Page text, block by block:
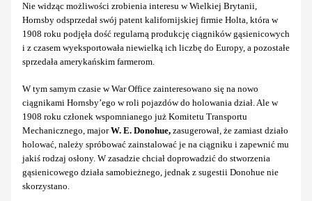
Nie widząc możliwości zrobienia interesu w Wielkiej Brytanii,
Hornsby odsprzedał swój patent kalifornijskiej firmie Holta, która w
1908 roku podjęła dość regularną produkcję ciągników gąsienicowych
i z czasem wyeksportowała niewielką ich liczbę do Europy, a pozostałe
sprzedała amerykańskim farmerom.
W tym samym czasie w War Office zainteresowano się na nowo
ciągnikami Hornsby’ego w roli pojazdów do holowania dział. Ale w
1908 roku członek wspomnianego już Komitetu Transportu
Mechanicznego, majorW. E. Donohue, zasugerował, że zamiast działo
holować, należy spróbować zainstalować je na ciągniku i zapewnić mu
jakiś rodzaj osłony. W zasadzie chciał doprowadzić do stworzenia
gąsienicowego działa samobieżnego, jednak z sugestii Donohue nie
skorzystano.